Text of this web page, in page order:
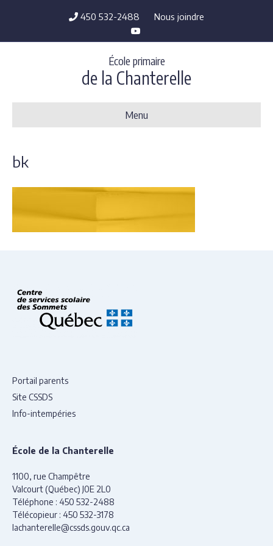
450 532-2488
Nous joindre
Y
o
u
u
e
École primaire
de la Chanterelle
Menu
bk
Portail parents
Site CSSDS
Info-intempéries
École de la Chanterelle
1100, rue Champêtre
Valcourt (Québec) J0E 2L0
Téléphone : 450 532-2488
Télécopieur : 450 532-3178
lachanterelle@cssds.gouv.qc.ca